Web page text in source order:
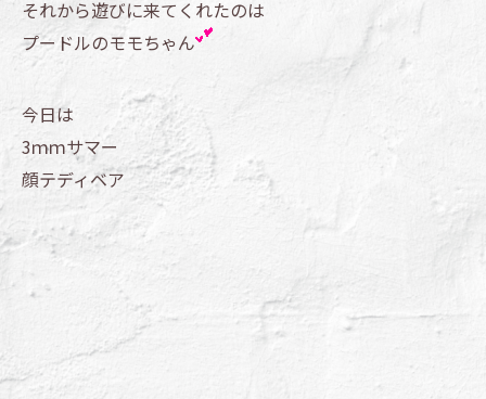
それから遊びに来てくれたのは
プードルのモモちゃん
今日は
3ｍｍサマー
顔テディベア